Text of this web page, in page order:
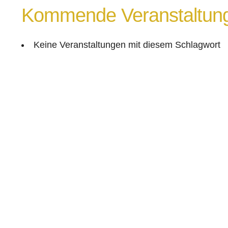
Kommende
Keine Veranstaltungen mit diesem Schlagwort